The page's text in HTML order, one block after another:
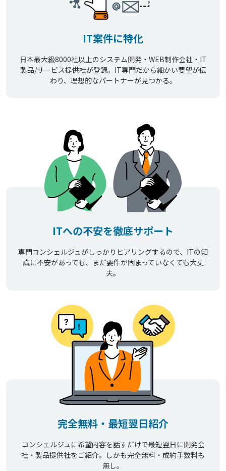
IT案件に特化
日本最大級8000社以上のシステム開発・WEB制作会社・IT
製品/サービス提供社が登録。IT専門だから細かい要望が伝
わり、理想的なパートナーが見つかる。
ITへの不安を徹底サポート
専門コンシェルジュがしっかりヒアリングするので、ITの知
識に不安があっても、まだ要件が固まっていなくても大丈
夫。
完全無料・最短翌日紹介
コンシェルジュに希望内容を話すだけで最短翌日に開発会
社・製品提供社をご紹介。しかも完全無料・成約手数料も
無し。